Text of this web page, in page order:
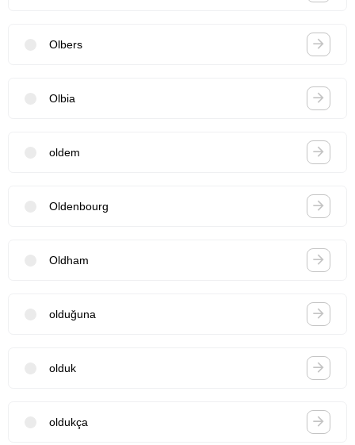
Olbers
Olbia
oldem
Oldenbourg
Oldham
olduğuna
olduk
oldukça